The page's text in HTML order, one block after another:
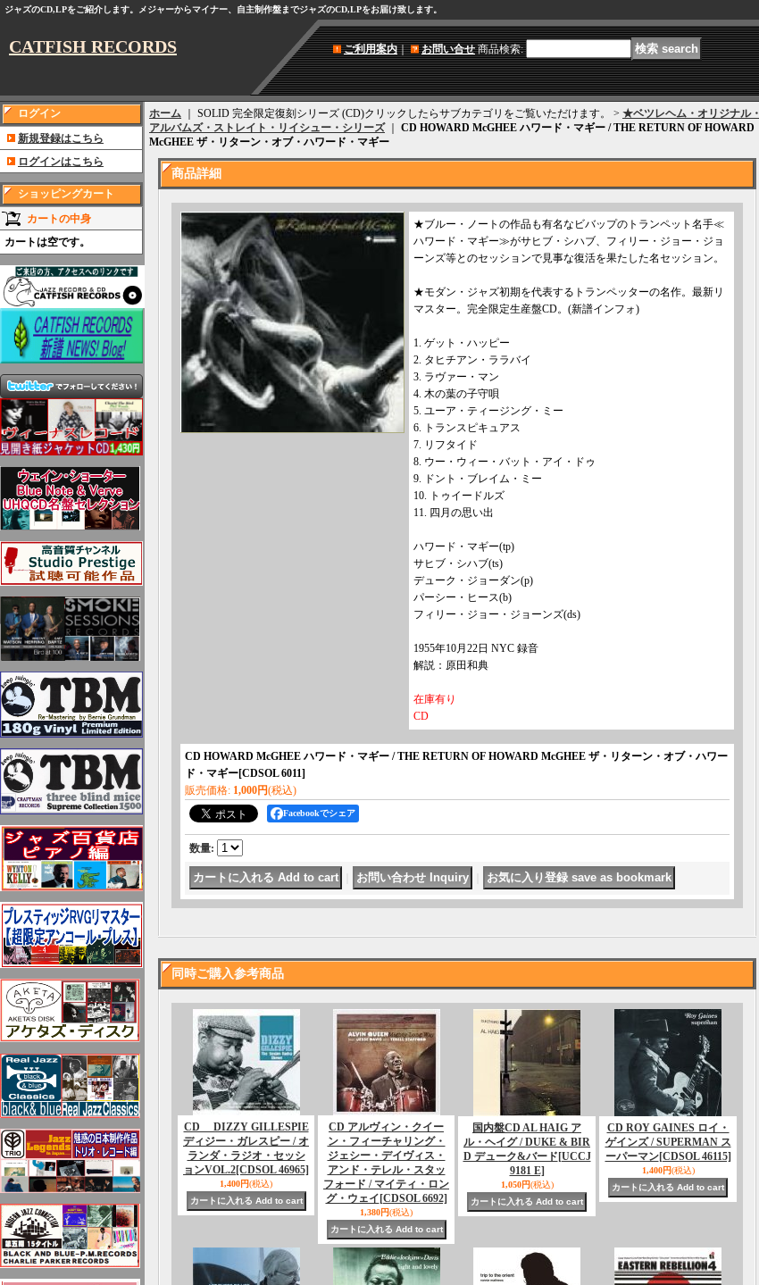
ジャズのCD,LPをご紹介します。メジャーからマイナー、自主制作盤までジャズのCD,LPをお届け致します。
CATFISH RECORDS ご利用案内｜ お問い合せ 商品検索:
ログイン
新規登録はこちら
ログインはこちら
ショッピングカート
カートの中身
カートは空です。
ホーム ｜ SOLID 完全限定復刻シリーズ (CD)クリックしたらサブカテゴリをご覧いただけます。 > ★ベツレヘム・オリジナル・
アルバムズ・ストレイト・リイシュー・シリーズ｜ CD HOWARD McGHEE ハワード・マギー / THE RETURN OF HOWARD
McGHEE ザ・リターン・オブ・ハワード・マギー
商品詳細
★ブルー・ノートの作品も有名なビバップのトランペット名手≪
ハワード・マギー≫がサヒブ・シハブ、フィリー・ジョー・ジョ
ーンズ等とのセッションで見事な復活を果たした名セッション。
★モダン・ジャズ初期を代表するトランペッターの名作。最新リ
マスター。完全限定生産盤CD。(新譜インフォ)
1. ゲット・ハッピー
2. タヒチアン・ララバイ
3. ラヴァー・マン
4. 木の葉の子守唄
5. ユーア・ティージング・ミー
6. トランスピキュアス
7. リフタイド
8. ウー・ウィー・バット・アイ・ドゥ
9. ドント・ブレイム・ミー
10. トゥイードルズ
11. 四月の思い出
ハワード・マギー(tp)
サヒブ・シハブ(ts)
デューク・ジョーダン(p)
パーシー・ヒース(b)
フィリー・ジョー・ジョーンズ(ds)
1955年10月22日 NYC 録音
解説：原田和典
在庫有り
CD
CD HOWARD McGHEE ハワード・マギー / THE RETURN OF HOWARD McGHEE ザ・リターン・オブ・ハワー
ド・マギー[CDSOL 6011]
販売価格: 1,000円(税込)
Facebookでシェア
数量:
同時ご購入参考商品
CD DIZZY GILLESPIE
ディジー・ガレスピー / オ
ランダ・ラジオ・セッシ
ョンVOL.2[CDSOL 46965]
1,400円(税込)
CD アルヴィン・クイー
ン・フィーチャリング・
ジェシー・デイヴィス・
アンド・テレル・スタッ
フォード / マイティ・ロン
グ・ウェイ [CDSOL 6692]
1,380円(税込)
国内盤CD AL HAIG ア
ル・ヘイグ / DUKE & BIR
D デューク&バード [UCCJ
9181 E]
1,050円(税込)
CD ROY GAINES ロイ・
ゲインズ / SUPERMAN ス
ーパーマン[CDSOL 46115]
1,400円(税込)